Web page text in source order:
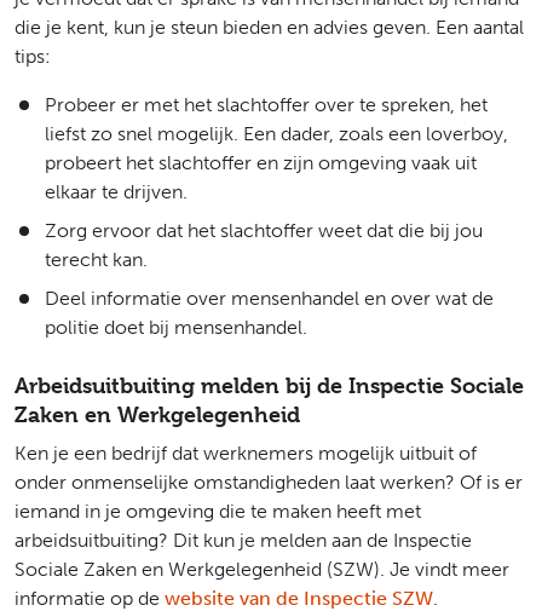
die je kent, kun je steun bieden en advies geven. Een aantal
tips:
Probeer er met het slachtoffer over te spreken, het
liefst zo snel mogelijk. Een dader, zoals een loverboy,
probeert het slachtoffer en zijn omgeving vaak uit
elkaar te drijven.
Zorg ervoor dat het slachtoffer weet dat die bij jou
terecht kan.
Deel informatie over mensenhandel en over wat de
politie doet bij mensenhandel.
Arbeidsuitbuiting melden bij de Inspectie Sociale
Zaken en Werkgelegenheid
Ken je een bedrijf dat werknemers mogelijk uitbuit of
onder onmenselijke omstandigheden laat werken? Of is er
iemand in je omgeving die te maken heeft met
arbeidsuitbuiting? Dit kun je melden aan de Inspectie
Sociale Zaken en Werkgelegenheid (SZW). Je vindt meer
informatie op de website van de Inspectie SZW.